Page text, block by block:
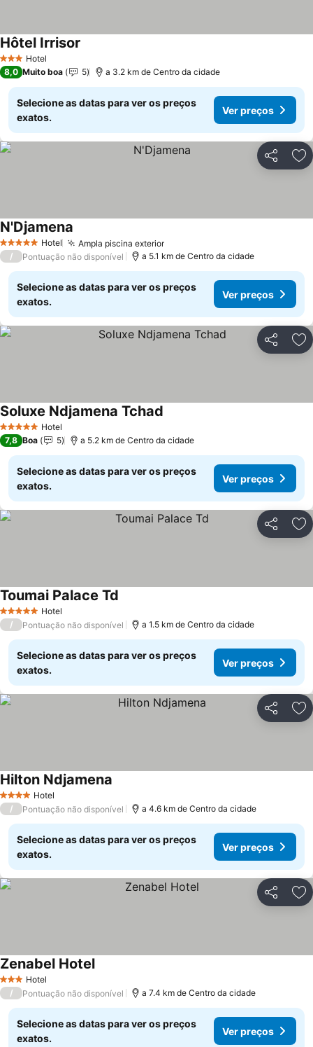
3 EstrelasHotel
Hôtel Irrisor
8,0 Muito boa 5 a 3.2 km de Centro da cidade
Selecione as datas para ver os preços
exatos.
Ver preços
Partilhar
5 Estrelas Hotel Ampla piscina exterior
N'Djamena
/ Pontuação não disponível a 5.1 km de Centro da cidade
Selecione as datas para ver os preços
exatos.
Ver preços
Partilhar
5 Estrelas Hotel
Soluxe Ndjamena Tchad
7,8 Boa 5 a 5.2 km de Centro da cidade
Selecione as datas para ver os preços
exatos.
Ver preços
Partilhar
5 Estrelas Hotel
Toumai Palace Td
/ Pontuação não disponível a 1.5 km de Centro da cidade
Selecione as datas para ver os preços
exatos.
Ver preços
Partilhar
4 EstrelasHotel
Hilton Ndjamena
/ Pontuação não disponível a 4.6 km de Centro da cidade
Selecione as datas para ver os preços
exatos.
Ver preços
Partilhar
3 EstrelasHotel
Zenabel Hotel
/ Pontuação não disponível a 7.4 km de Centro da cidade
Selecione as datas para ver os preços
exatos.
Ver preços